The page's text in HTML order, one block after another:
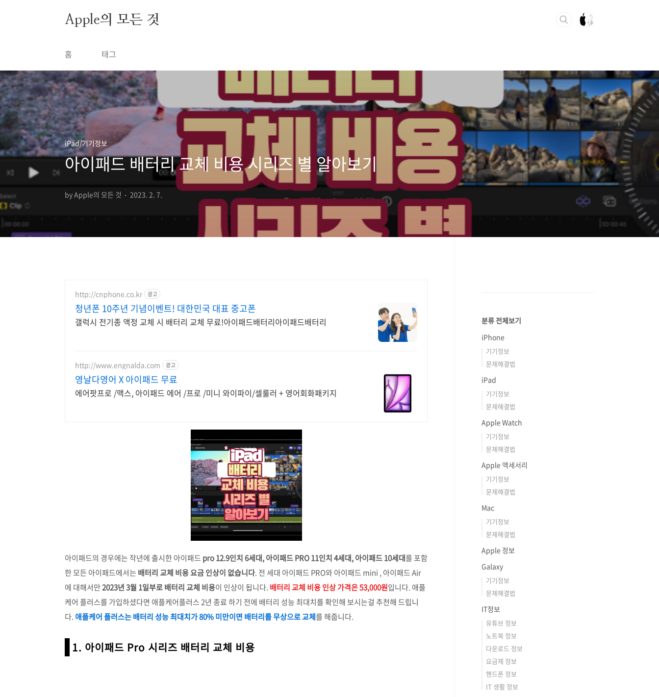
Apple의 모든 것
홈 태그
iPad/기기정보
아이패드 배터리 교체 비용 시리즈 별 알아보기
by Apple의 모든 것 2023. 2. 7.
http://cnphone.co.kr 광고
청년폰 10주년 기념이벤트! 대한민국 대표 중고폰
갤럭시 전기종 액정 교체 시 배터리 교체 무료!아이패드배터리아이패드배터리
http://www.engnalda.com 광고
영날다영어 X 아이패드 무료
에어팟프로 /맥스, 아이패드 에어 /프로 /미니 와이파이/셀룰러 + 영어회화패키지
아이패드의 경우에는 작년에 출시한 아이패드 pro 12.9인치 6세대, 아이패드 PRO 11인치 4세대, 아이패드 10세대를 포함
한 모든 아이패드에서는 배터리 교체 비용 요금 인상이 없습니다. 전 세대 아이패드 PRO와 아이패드 mini , 아이패드 Air
에 대해서만2023년 3월 1일부로 배터리 교체 비용이 인상이 됩니다. 배터리 교체 비용 인상 가격은 53,000원입니다. 애플
케어 플러스를 가입하셨다면 애플케어플러스 2년 종료 하기 전에 배터리 성능 최대치를 확인해 보시는걸 추천해 드립니
다. 애플케어 플러스는 배터리 성능 최대치가 80% 미만이면 배터리를 무상으로 교체를 해줍니다.
1. 아이패드 Pro 시리즈 배터리 교체 비용
분류 전체보기
iPhone
기기정보
문제해결법
iPad
기기정보
문제해결법
Apple Watch
기기정보
문제해결법
Apple 액세서리
기기정보
문제해결법
Mac
기기정보
문제해결법
Apple 정보
Galaxy
기기정보
문제해결법
IT정보
유튜브 정보
노트북 정보
다운로드 정보
요금제 정보
핸드폰 정보
IT 생활 정보